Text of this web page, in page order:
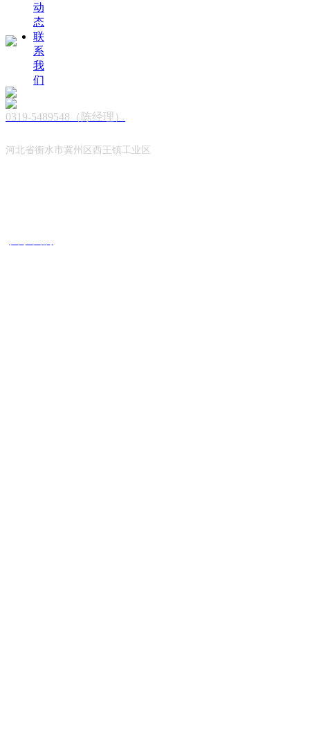
动
态
联
系
我
们
0319-5489548 （陈经理）
河北省衡水市冀州区西王镇工业区